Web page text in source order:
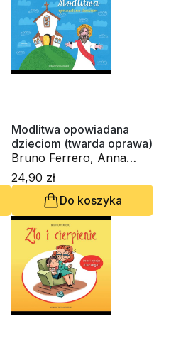
Modlitwa opowiadana
dzieciom (twarda oprawa)
Bruno Ferrero, Anna
Peiretti
24,90 zł
Do koszyka